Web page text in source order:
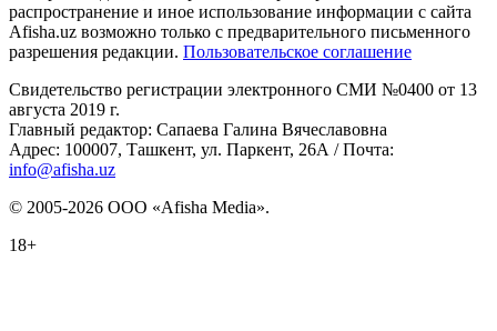
распространение и иное использование информации с сайта
Afisha.uz возможно только с предварительного письменного
разрешения редакции. Пользовательское соглашение
Свидетельство регистрации электронного СМИ №0400 от 13
августа 2019 г.
Главный редактор: Сапаева Галина Вячеславовна
Адрес: 100007, Ташкент, ул. Паркент, 26А / Почта:
info@afisha.uz
© 2005-2026 ООО «Afisha Media».
18+